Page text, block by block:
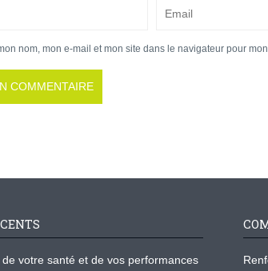
nom, mon e-mail et mon site dans le navigateur pour
de votre santé et de vos performances